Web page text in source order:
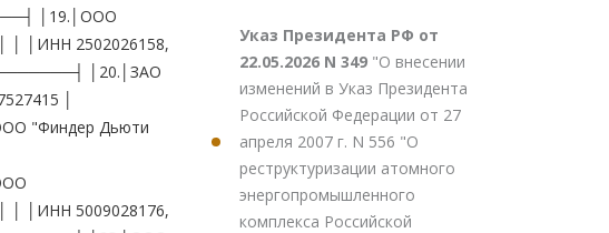
Указ Президента РФ от
22.05.2026 N 349 "О внесении
изменений в Указ Президента
Российской Федерации от 27
апреля 2007 г. N 556 "О
реструктуризации атомного
энергопромышленного
комплекса Российской